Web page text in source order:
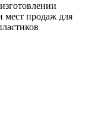
мест продаж для